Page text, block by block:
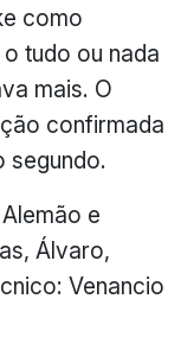
como
tudo ou nada
mais. O
confirmada
segundo.
e
Álvaro,
Venancio